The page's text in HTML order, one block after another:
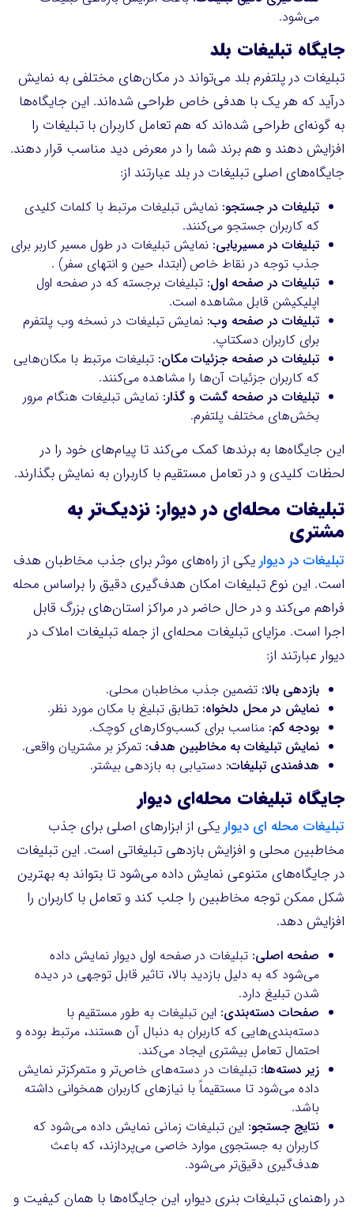
می‌شود.
جایگاه تبلیغات بلد
تبلیغات در پلتفرم بلد می‌تواند در مکان‌های مختلفی به نمایش
درآید که هر یک با هدفی خاص طراحی شده‌اند. این جایگاه‌ها
به گونه‌ای طراحی شده‌اند که هم تعامل کاربران با تبلیغات را
افزایش دهند و هم برند شما را در معرض دید مناسب قرار دهند.
جایگاه‌های اصلی تبلیغات در بلد عبارتند از:
تبلیغات در جستجو: نمایش تبلیغات مرتبط با کلمات کلیدی
که کاربران جستجو می‌کنند.
تبلیغات در مسیریابی: نمایش تبلیغات در طول مسیر کاربر برای
جذب توجه در نقاط خاص (ابتدا، حین و انتهای سفر) .
تبلیغات در صفحه اول: تبلیغات برجسته که در صفحه اول
اپلیکیشن قابل مشاهده است.
تبلیغات در صفحه وب: نمایش تبلیغات در نسخه وب پلتفرم
برای کاربران دسکتاپ.
تبلیغات در صفحه جزئیات مکان: تبلیغات مرتبط با مکان‌هایی
که کاربران جزئیات آن‌ها را مشاهده می‌کنند.
تبلیغات در صفحه گشت و گذار: نمایش تبلیغات هنگام مرور
بخش‌های مختلف پلتفرم.
این جایگاه‌ها به برندها کمک می‌کند تا پیام‌های خود را در
لحظات کلیدی و در تعامل مستقیم با کاربران به نمایش بگذارند.
تبلیغات محله‌ای در دیوار: نزدیک‌تر به
مشتری
تبلیغات در دیواریکی از راه‌های موثر برای جذب مخاطبان هدف
است. این نوع تبلیغات امکان هدف‌گیری دقیق را براساس محله
فراهم می‌کند و در حال حاضر در مراکز استان‌های بزرگ قابل
اجرا است. مزایای تبلیغات محله‌ای از جمله تبلیغات املاک در
دیوار عبارتند از:
بازدهی بالا: تضمین جذب مخاطبان محلی.
نمایش در محل دلخواه: تطابق تبلیغ با مکان مورد نظر.
بودجه کم: مناسب برای کسب‌وکارهای کوچک.
نمایش تبلیغات به مخاطبین هدف: تمرکز بر مشتریان واقعی.
هدفمندی تبلیغات: دستیابی به بازدهی بیشتر.
جایگاه تبلیغات محله‌ای دیوار
تبلیغات محله ای دیواریکی از ابزارهای اصلی برای جذب
مخاطبین محلی و افزایش بازدهی تبلیغاتی است. این تبلیغات
در جایگاه‌های متنوعی نمایش داده می‌شود تا بتواند به بهترین
شکل ممکن توجه مخاطبین را جلب کند و تعامل با کاربران را
افزایش دهد.
صفحه اصلی: تبلیغات در صفحه اول دیوار نمایش داده
می‌شود که به دلیل بازدید بالا، تاثیر قابل توجهی در دیده
شدن تبلیغ دارد.
صفحات دسته‌بندی: این تبلیغات به طور مستقیم با
دسته‌بندی‌هایی که کاربران به دنبال آن هستند، مرتبط بوده و
احتمال تعامل بیشتری ایجاد می‌کند.
زیر دسته‌ها: تبلیغات در دسته‌های خاص‌تر و متمرکزتر نمایش
داده می‌شود تا مستقیماً با نیازهای کاربران همخوانی داشته
باشد.
نتایج جستجو: این تبلیغات زمانی نمایش داده می‌شود که
کاربران به جستجوی موارد خاصی می‌پردازند، که باعث
هدف‌گیری دقیق‌تر می‌شود.
در راهنمای تبلیغات بنری دیوار، این جایگاه‌ها با همان کیفیت و